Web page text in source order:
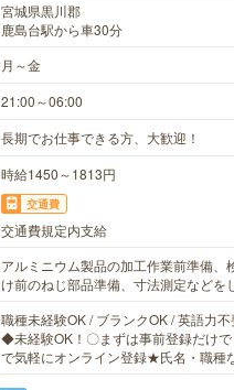
宮城県黒川郡
鹿島台駅から車30分
月～金
21:00～06:00
長期でお仕事できる方、大歓迎！
時給1450～1813円
交通費
交通費規定内支給
アルミニウム製品の加工作業前準備、
け前のねじ部品準備、寸法測定など
職種未経験OK / ブランクOK / 英語力不
◆未経験OK！〇まずは事前登録だけ
で気軽にオンライン登録★氏名・職種